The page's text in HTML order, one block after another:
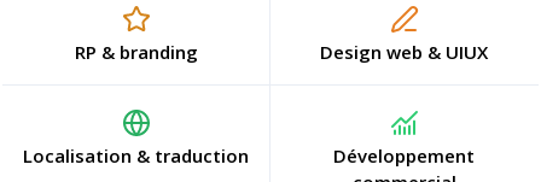
RP & branding Design web & UIUX
Localisation & traduction
Développement